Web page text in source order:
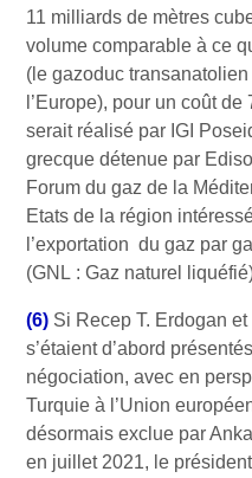
11 milliards de mètres
volume comparable à ce
(le gazoduc
l’Europe), pour un coût
serait réalisé par IGI
grecque détenue par
Forum du gaz de la
Etats de la région
l’exportation du gaz par
(GNL : Gaz naturel
(6) Si Recep T. Erdogan
s’étaient d’abord
négociation, avec en
Turquie à l’Union
désormais exclue par
en juillet 2021, le